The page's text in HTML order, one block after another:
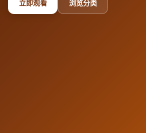
立即观看 浏览分类